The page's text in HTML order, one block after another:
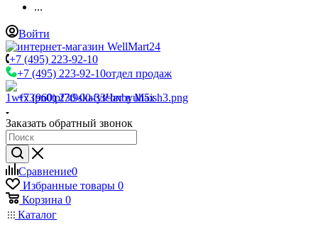
...
Войти
+7 (495) 223-92-10
+7 (495) 223-92-10отдел продаж
+7 (960) 230-00-33Чат в Max
Заказать обратный звонок
Сравнение0
Избранные товары 0
Корзина 0
Каталог